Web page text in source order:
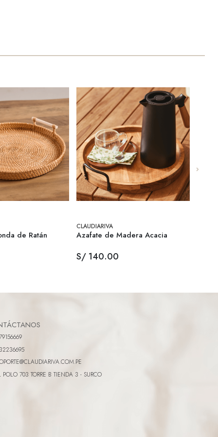
de Ratán
CLAUDIARIVA
Azafate de Madera Acacia
S/ 140.00
POLO 703 TORRE B TIENDA 3 - SURCO